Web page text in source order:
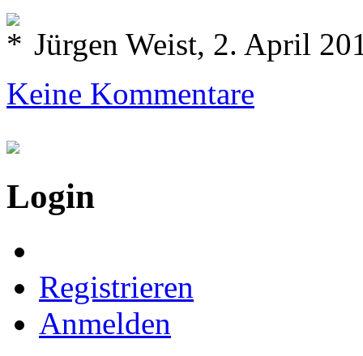
Jürgen Weist, 2. April
Keine Kommentare
Login
Registrieren
Anmelden